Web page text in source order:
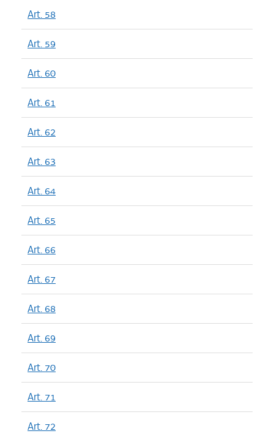
Art. 58
Art. 59
Art. 60
Art. 61
Art. 62
Art. 63
Art. 64
Art. 65
Art. 66
Art. 67
Art. 68
Art. 69
Art. 70
Art. 71
Art. 72